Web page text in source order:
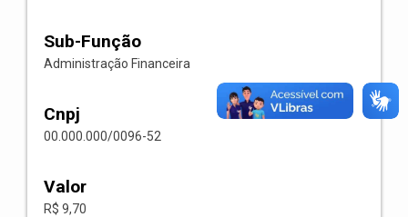
Sub-Função
Administração Financeira
Cnpj
00.000.000/0096-52
Valor
R$ 9,70